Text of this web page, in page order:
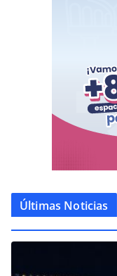
Últimas Noticias